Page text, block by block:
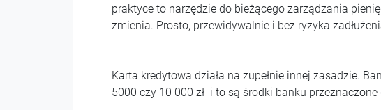
praktyce to narzędzie do bieżącego zarządzania
zmienia. Prosto, przewidywalnie i bez ryzyka
Karta kredytowa działa na zupełnie innej zasadzie.
5000 czy 10 000 zł i to są środki banku